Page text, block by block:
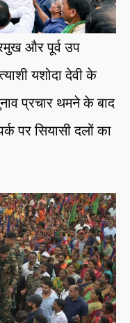
और पूर्व उप
यशोदा देवी के
प्रचार थमने के बाद
पर सियासी दलों का